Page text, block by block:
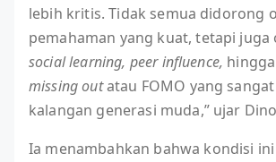
lebih kritis. Tidak semua didorong
pemahaman yang kuat, tetapi
social learning, peer influence,
missing outatau FOMO yang
kalangan generasi muda,” ujar
Ia menambahkan bahwa kondisi